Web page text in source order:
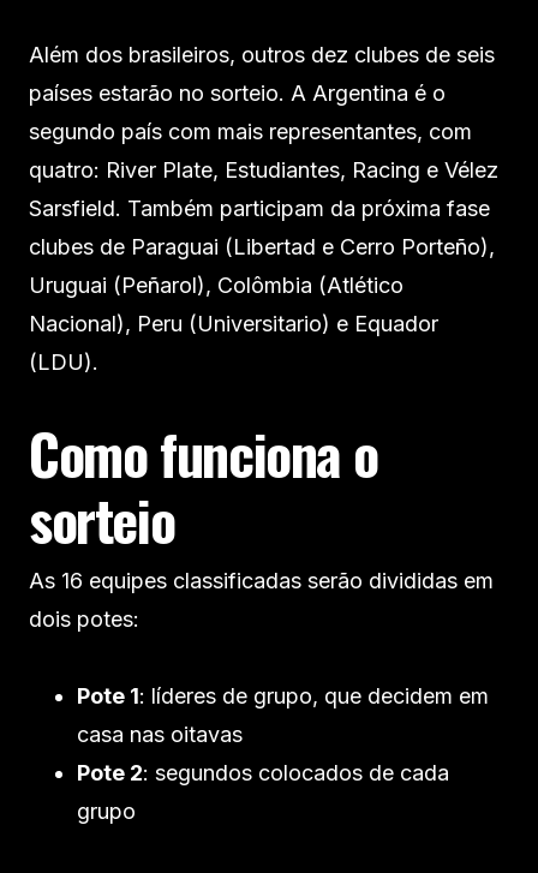
Além dos brasileiros, outros dez clubes de seis
países estarão no sorteio. A Argentina é o
segundo país com mais representantes, com
quatro: River Plate, Estudiantes, Racing e Vélez
Sarsfield. Também participam da próxima fase
clubes de Paraguai (Libertad e Cerro Porteño),
Uruguai (Peñarol), Colômbia (Atlético
Nacional), Peru (Universitario) e Equador
(LDU).
Como funciona o
sorteio
As 16 equipes classificadas serão divididas em
dois potes:
Pote 1: líderes de grupo, que decidem em
casa nas oitavas
Pote 2: segundos colocados de cada
grupo